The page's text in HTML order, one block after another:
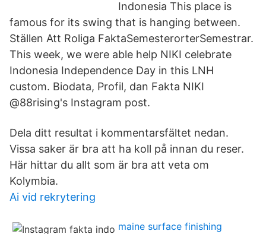
Indonesia This place is
famous for its swing that is hanging between.
Ställen Att Roliga FaktaSemesterorterSemestrar.
This week, we were able help NIKI celebrate
Indonesia Independence Day in this LNH
custom. Biodata, Profil, dan Fakta NIKI
@88rising's Instagram post.
Dela ditt resultat i kommentarsfältet nedan.
Vissa saker är bra att ha koll på innan du reser.
Här hittar du allt som är bra att veta om
Kolymbia.
Ai vid rekrytering
maine surface finishing